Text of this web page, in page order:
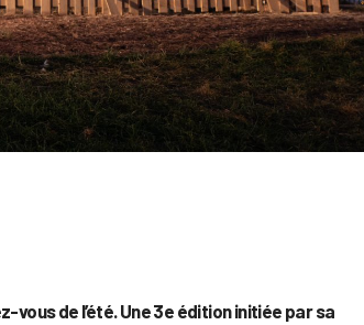
vous de l’été. Une 3e édition initiée par sa